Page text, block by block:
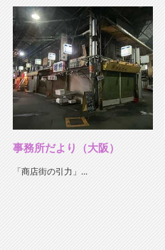
事務所だより（大阪）
「商店街の引力」...